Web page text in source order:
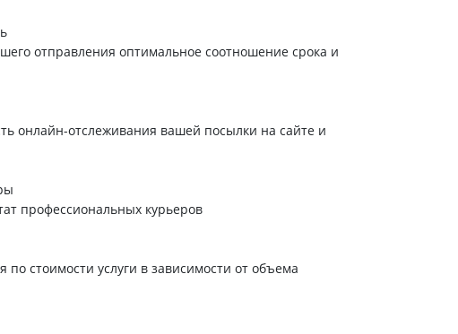
отправления оптимальное соотношение срока и
онлайн-отслеживания вашей посылки на сайте и
профессиональных курьеров
по стоимости услуги в зависимости от объема